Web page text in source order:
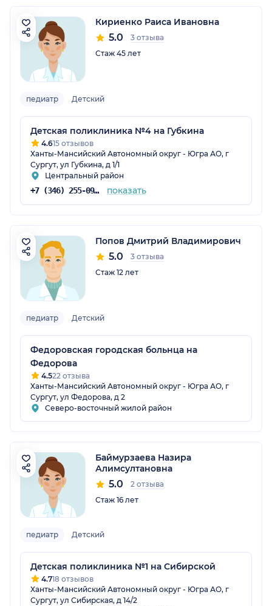
Кириенко Раиса Ивановна
5.0
3 отзыва
Стаж 45 лет
педиатр Детский
Детская поликлиника №4 на Губкина
4.615 отзывов
Ханты-Мансийский Автономный округ - Югра АО, г
Сургут, ул Губкина, д 1/1
Центральный район
+7 (346) 255-09-49 показать
Попов Дмитрий Владимирович
5.0
3 отзыва
Стаж 12 лет
педиатр Детский
Федоровская городская больнца на
Федорова
4.522 отзыва
Ханты-Мансийский Автономный округ - Югра АО, г
Сургут, ул Федорова, д 2
Северо-восточный жилой район
Баймурзаева Назира
Алимсултановна
5.0
2 отзыва
Стаж 16 лет
педиатр Детский
Детская поликлиника №1 на Сибирской
4.718 отзывов
Ханты-Мансийский Автономный округ - Югра АО, г
Сургут, ул Сибирская, д 14/2